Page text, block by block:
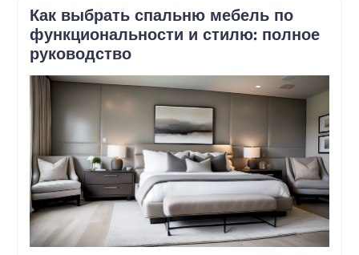
Как выбрать спальню мебель по
функциональности и стилю: полное
руководство